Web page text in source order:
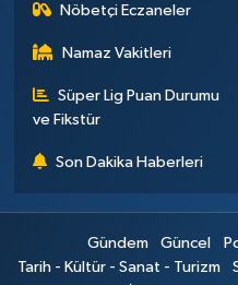
Nöbetçi Eczaneler
Namaz Vakitleri
Süper Lig Puan Durumu
ve Fikstür
Son Dakika Haberleri
Gündem Güncel
Tarih - Kültür - Sanat - Turizm